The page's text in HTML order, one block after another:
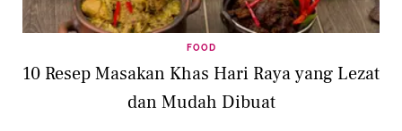
FOOD
10 Resep Masakan Khas Hari Raya yang Lezat
dan Mudah Dibuat